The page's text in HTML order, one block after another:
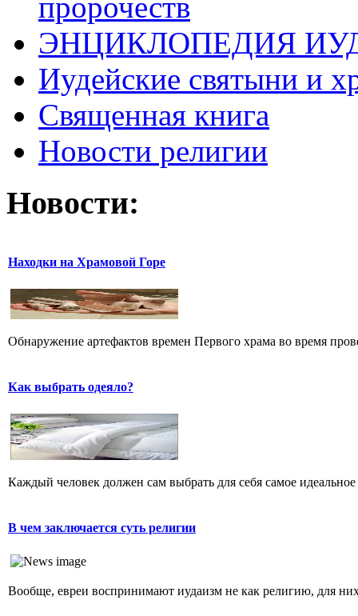
пророчеств
ЭНЦИКЛОПЕДИЯ
Иудейские святыни и
Священная книга
Новости религии
Новости:
Находки на Храмовой Горе
Обнаружение артефактов времен Первого храма во время
Как выбрать одеяло?
Каждый человек должен сам выбрать для себя самое
В чем заключается суть религии
Вообще, евреи воспринимают иудаизм не как религию, для